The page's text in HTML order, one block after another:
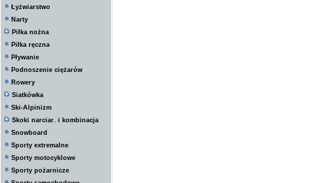
Łyżwiarstwo
Narty
Piłka nożna
Piłka ręczna
Pływanie
Podnoszenie ciężarów
Rowery
Siatkówka
Ski-Alpinizm
Skoki narciar. i kombinacja
Snowboard
Sporty extremalne
Sporty motocyklowe
Sporty pożarnicze